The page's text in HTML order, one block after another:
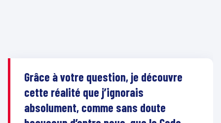
Grâce à votre question, je découvre
cette réalité que j’ignorais
absolument, comme sans doute